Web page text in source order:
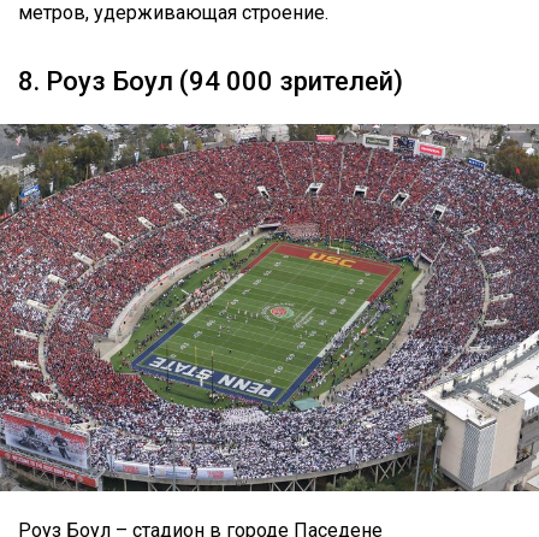
метров, удерживающая строение.
8. Роуз Боул (94 000 зрителей)
Роуз Боул – стадион в городе Паседене